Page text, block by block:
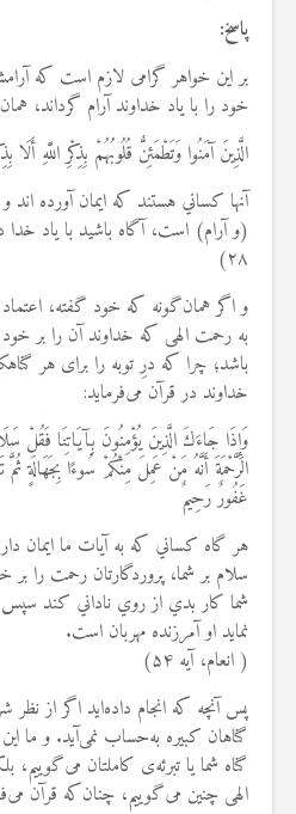
پاسخ:
بر این خواهر گرامی لازم است که
خود را با یاد خداوند آرام گرداند،
الَّذِينَ آمَنُوا وَتَطْمَئِنُّ قُلُوبُهُمْ بِذِكْرِ اللَّهِ أَلَا
آنها كساني هستند كه ايمان آورده‏ اند
(و آرام) است، آگاه باشيد با ياد خدا
۲۸)
و اگر همان‌گونه که خود گفته،
به رحمت الهی که خداوند آن را بر
باشد؛ چرا که درِ توبه را برای هر
خداوند در قرآن می‌فرماید:
وَإِذَا جَاءَكَ الَّذِينَ يُؤْمِنُونَ بِآيَاتِنَا
الرَّحْمَةَ أَنَّهُ مَنْ عَمِلَ مِنْكُمْ سُوءًا بِجَهَالَةٍ
غَفُورٌ رَحِيمٌ
هر گاه كساني كه به آيات ما ايمان
سلام بر شما، پروردگارتان رحمت
شما كار بدي از روي ناداني كند
نمايد او آمرزنده مهربان است.
( انعام، آیه ۵۴)
پس آنچه که انجام داده‌اید اگر از نظر
گناهان کبیره به‌حساب نمی‌آید. و ما
گناه شما یا تبرئه‌ی کاملتان
الهی چنین می‌گوییم، چنان‌که قرآن